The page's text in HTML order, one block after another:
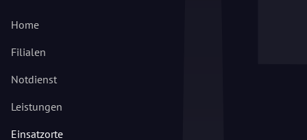
Home
Filialen
Notdienst
Leistungen
Einsatzorte